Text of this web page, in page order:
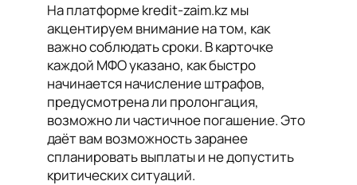
На платформе kredit-zaim.kz мы
акцентируем внимание на том, как
важно соблюдать сроки. В карточке
каждой МФО указано, как быстро
начинается начисление штрафов,
предусмотрена ли пролонгация,
возможно ли частичное погашение. Это
даёт вам возможность заранее
спланировать выплаты и не допустить
критических ситуаций.